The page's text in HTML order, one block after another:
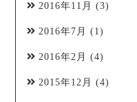
2016年11月 (3)
2016年7月 (1)
2016年2月 (4)
2015年12月 (4)